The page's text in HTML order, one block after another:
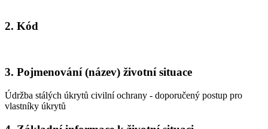
2. Kód
3. Pojmenování (název) životní situace
Údržba stálých úkrytů civilní ochrany - doporučený postup pro
vlastníky úkrytů